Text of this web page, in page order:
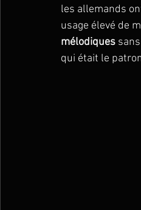
les allemands
usage élevé de
mélodiques
qui était le